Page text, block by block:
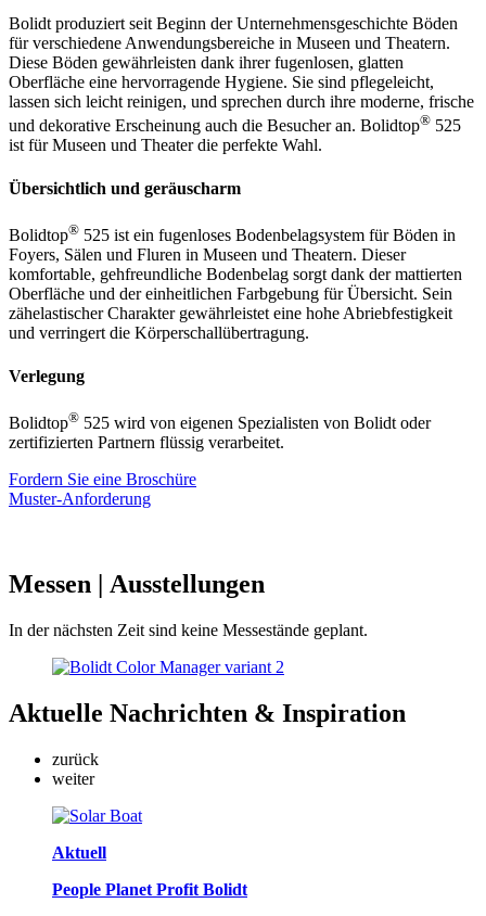
Bolidt produziert seit Beginn der Unternehmensgeschichte Böden
für verschiedene Anwendungsbereiche in Museen und Theatern.
Diese Böden gewährleisten dank ihrer fugenlosen, glatten
Oberfläche eine hervorragende Hygiene. Sie sind pflegeleicht,
lassen sich leicht reinigen, und sprechen durch ihre moderne, frische
und dekorative Erscheinung auch die Besucher an. Bolidtop® 525
ist für Museen und Theater die perfekte Wahl.
Übersichtlich und geräuscharm
Bolidtop® 525 ist ein fugenloses Bodenbelagsystem für Böden in
Foyers, Sälen und Fluren in Museen und Theatern. Dieser
komfortable, gehfreundliche Bodenbelag sorgt dank der mattierten
Oberfläche und der einheitlichen Farbgebung für Übersicht. Sein
zähelastischer Charakter gewährleistet eine hohe Abriebfestigkeit
und verringert die Körperschallübertragung.
Verlegung
Bolidtop® 525 wird von eigenen Spezialisten von Bolidt oder
zertifizierten Partnern flüssig verarbeitet.
Fordern Sie eine Broschüre
Muster-Anforderung
Messen | Ausstellungen
In der nächsten Zeit sind keine Messestände geplant.
Aktuelle Nachrichten & Inspiration
zurück
weiter
Aktuell
People Planet Profit Bolidt